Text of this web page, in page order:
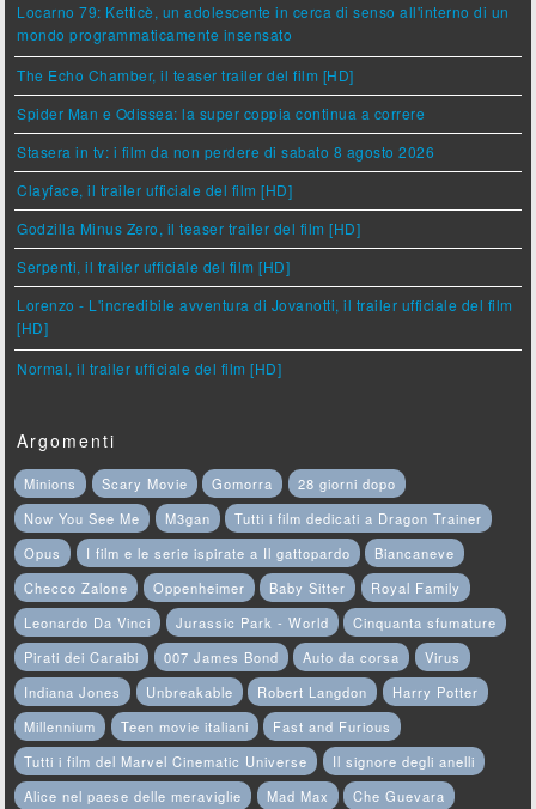
Locarno 79: Ketticè, un adolescente in cerca di senso all'interno di un
mondo programmaticamente insensato
The Echo Chamber, il teaser trailer del film [HD]
Spider Man e Odissea: la super coppia continua a correre
Stasera in tv: i film da non perdere di sabato 8 agosto 2026
Clayface, il trailer ufficiale del film [HD]
Godzilla Minus Zero, il teaser trailer del film [HD]
Serpenti, il trailer ufficiale del film [HD]
Lorenzo - L'incredibile avventura di Jovanotti, il trailer ufficiale del film
[HD]
Normal, il trailer ufficiale del film [HD]
Argomenti
Minions Scary Movie Gomorra
28 giorni dopo
Now You See Me
M3gan
Tutti i film dedicati a Dragon Trainer
Opus
I film e le serie ispirate a Il gattopardo
Biancaneve
Checco Zalone
Oppenheimer Baby Sitter
Royal Family
Leonardo Da Vinci
Jurassic Park - World
Cinquanta sfumature
Pirati dei Caraibi
007 James Bond Auto da corsa
Virus
Indiana Jones
Unbreakable Robert Langdon
Harry Potter
Millennium
Teen movie italiani
Fast and Furious
Tutti i film del Marvel Cinematic Universe
Il signore degli anelli
Alice nel paese delle meraviglie
Mad Max
Che Guevara